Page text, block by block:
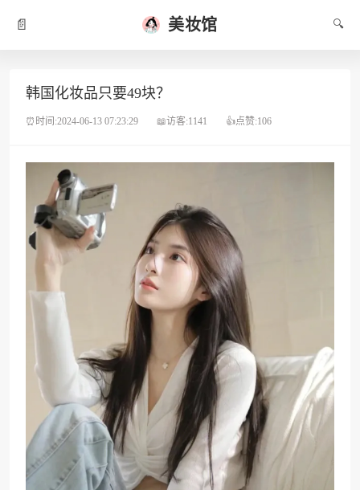
📄 美妆馆 🔍
韩国化妆品只要49块？
⏰时间:2024-06-13 07:23:29 📖访客:1141 👍点赞:106